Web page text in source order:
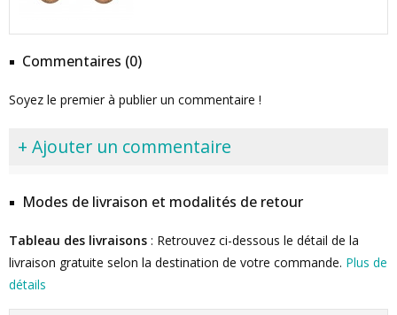
Commentaires (0)
Soyez le premier à publier un commentaire !
+ Ajouter un commentaire
Modes de livraison et modalités de retour
Tableau des livraisons : Retrouvez ci-dessous le détail de la
livraison gratuite selon la destination de votre commande. Plus de
détails